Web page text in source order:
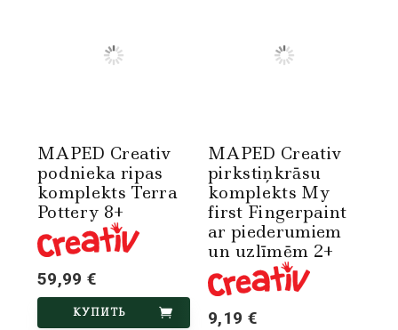
MAPED Creativ
podnieka ripas
komplekts Terra
Pottery 8+
59,99 €
КУПИТЬ
MAPED Creativ
pirkstiņkrāsu
komplekts My
first Fingerpaint
ar piederumiem
un uzlīmēm 2+
9,19 €